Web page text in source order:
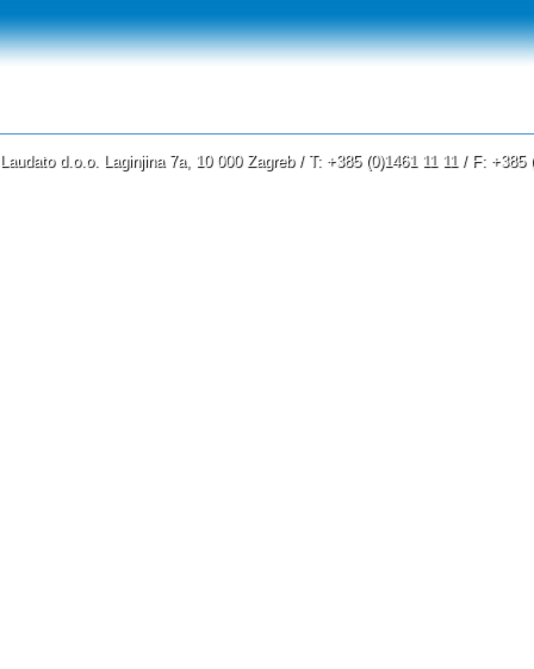
Laudato d.o.o. Laginjina 7a, 10 000 Zagreb / T: +385 (0)1461 11 11 / F: